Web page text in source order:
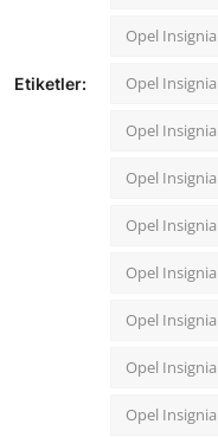
Etiketler:
Opel
Opel
Opel
Opel
Opel
Opel
Opel
Opel Insignia
Opel Insignia